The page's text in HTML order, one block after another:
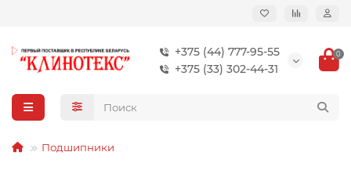
+375 (44) 777-95-55
+375 (33) 302-44-31
0
Подшипники